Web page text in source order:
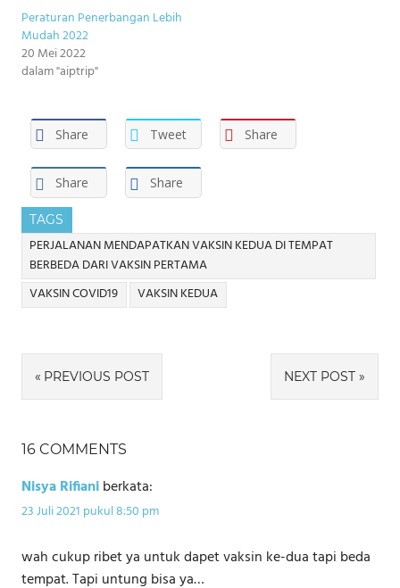
Peraturan Penerbangan Lebih
Mudah 2022
20 Mei 2022
dalam "aiptrip"
Share Tweet Share
Share Share
TAGS
PERJALANAN MENDAPATKAN VAKSIN KEDUA DI TEMPAT
BERBEDA DARI VAKSIN PERTAMA
VAKSIN COVID19
VAKSIN KEDUA
Navigasi
pos
PREVIOUS POST NEXT POST
16 COMMENTS
Nisya Rifianiberkata:
23 Juli 2021 pukul 8:50 pm
wah cukup ribet ya untuk dapet vaksin ke-dua tapi beda
tempat. Tapi untung bisa ya…